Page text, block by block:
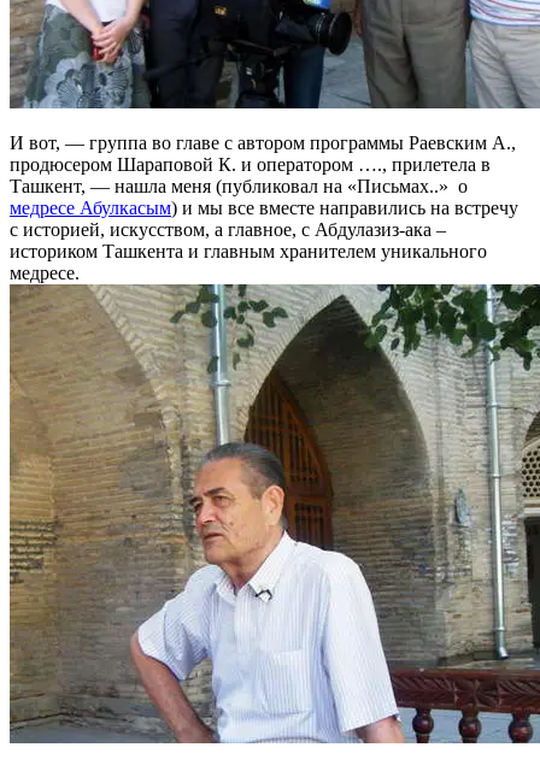
И вот, — группа во главе с автором программы Раевским А.,
продюсером Шараповой К. и оператором …., прилетела в
Ташкент, — нашла меня (публиковал на «Письмах..» о
медресе Абулкасым) и мы все вместе направились на встречу
с историей, искусством, а главное, с Абдулазиз-ака –
историком Ташкента и главным хранителем уникального
медресе.